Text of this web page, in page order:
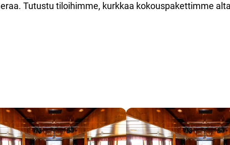
Tutustu tiloihimme, kurkkaa kokouspakettimme